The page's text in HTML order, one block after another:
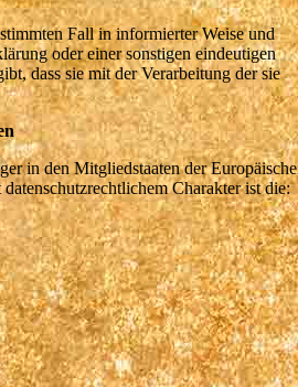
Fall in informierter Weise und
oder einer sonstigen eindeutigen
dass sie mit der Verarbeitung der sie
in den Mitgliedstaaten der
Charakter ist die: